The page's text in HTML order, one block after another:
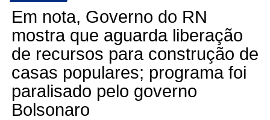
Em nota, Governo do RN
mostra que aguarda liberação
de recursos para construção de
casas populares; programa foi
paralisado pelo governo
Bolsonaro